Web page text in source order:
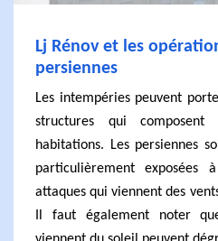
Lj Rénov et les
persiennes
Les intempéries peuvent
structures qui
habitations. Les persiennes
particulièrement exposées
attaques qui viennent des
Il faut également noter